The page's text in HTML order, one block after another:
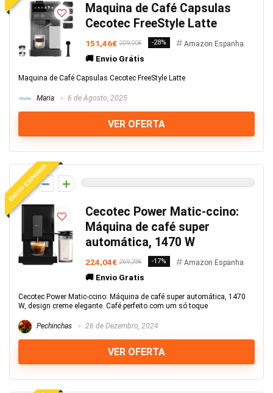
Maquina de Café Capsulas
Cecotec FreeStyle Latte
151,46€ 209,00€ -28% Amazon Espanha
🚚 Envio Grátis
Maquina de Café Capsulas Cecotec FreeStyle Latte
Maria 6 de Agosto, 2025
VER OFERTA
ENVIO ESPANHA
0
Cecotec Power Matic-ccino:
Máquina de café super
automática, 1470 W
224,04€ 269,38€ -17% Amazon Espanha
🚚 Envio Gratis
Cecotec Power Matic-ccino: Máquina de café super automática, 1470
W, design creme elegante. Café perfeito com um só toque
Pechinchas 26 de Dezembro, 2024
VER OFERTA